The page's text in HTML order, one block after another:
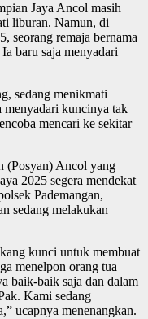
Jaya Ancol masih
liburan. Namun, di
seorang remaja bernama
baru saja menyadari
sedang menikmati
menyadari kuncinya tak
mencari ke sekitar
(Posyan) Ancol yang
2025 segera mendekat
Pademangan,
sedang melakukan
kunci untuk membuat
menelpon orang tua
baik-baik saja dan dalam
Kami sedang
ucapnya menenangkan.